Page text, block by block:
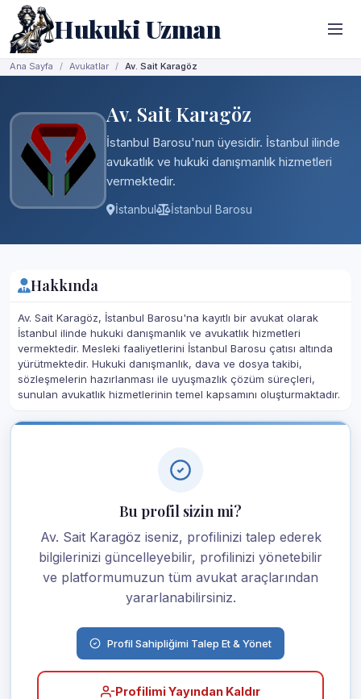
Hukuki Uzman
Ana Sayfa Avukatlar Av. Sait Karagöz
Av. Sait Karagöz
İstanbul Barosu'nun üyesidir. İstanbul ilinde
avukatlık ve hukuki danışmanlık hizmetleri
vermektedir.
İstanbul İstanbul Barosu
Hakkında
Av. Sait Karagöz, İstanbul Barosu'na kayıtlı bir avukat olarak
İstanbul ilinde hukuki danışmanlık ve avukatlık hizmetleri
vermektedir. Mesleki faaliyetlerini İstanbul Barosu çatısı altında
yürütmektedir. Hukuki danışmanlık, dava ve dosya takibi,
sözleşmelerin hazırlanması ile uyuşmazlık çözüm süreçleri,
sunulan avukatlık hizmetlerinin temel kapsamını oluşturmaktadır.
Bu profil sizin mi?
Av. Sait Karagöz iseniz, profilinizi talep ederek
bilgilerinizi güncelleyebilir, profilinizi yönetebilir
ve platformumuzun tüm avukat araçlarından
yararlanabilirsiniz.
Profil Sahipliğimi Talep Et & Yönet
Profilimi Yayından Kaldır